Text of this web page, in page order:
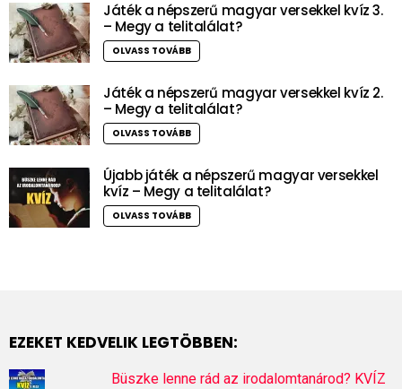
Játék a népszerű magyar versekkel kvíz 3.
– Megy a telitalálat?
OLVASS TOVÁBB
Játék a népszerű magyar versekkel kvíz 2.
– Megy a telitalálat?
OLVASS TOVÁBB
Újabb játék a népszerű magyar versekkel
kvíz – Megy a telitalálat?
OLVASS TOVÁBB
EZEKET KEDVELIK LEGTÖBBEN:
Büszke lenne rád az irodalomtanárod? KVÍZ